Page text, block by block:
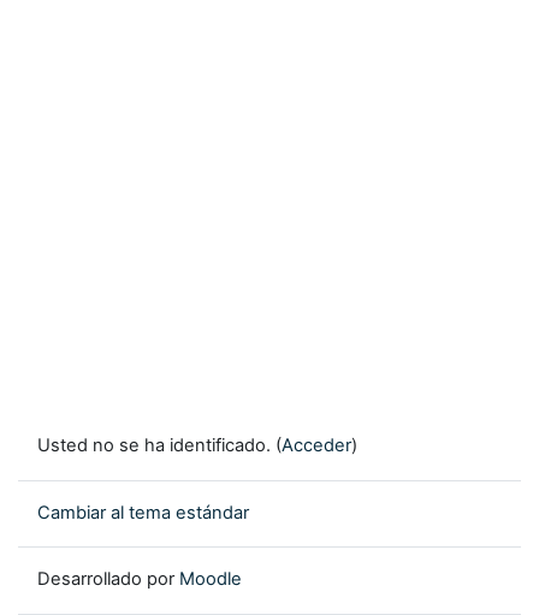
Usted no se ha identificado. (Acceder)
Cambiar al tema estándar
Desarrollado por Moodle